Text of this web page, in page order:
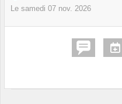
Le samedi 07 nov. 2026